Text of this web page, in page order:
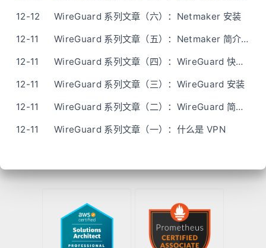
12-12
WireGuard 系列文章（六）：Netmaker 安装
12-11
WireGuard 系列文章（五）：Netmaker 简介 - 创建和管理 WireGuard 网络的平台
12-11
WireGuard 系列文章（四）：WireGuard 快速上手
12-11
WireGuard 系列文章（三）：WireGuard 安装
12-11
WireGuard 系列文章（二）：WireGuard 简介 - 快速、现代、安全的 VPN 隧道
12-11
WireGuard 系列文章（一）：什么是 VPN